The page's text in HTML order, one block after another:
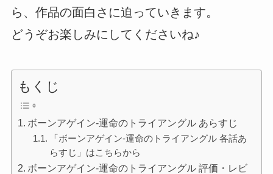
ら、作品の面白さに迫っていきます。
どうぞお楽しみにしてくださいね♪
もくじ
ボーンアゲイン-運命のトライアングル あらすじ
「ボーンアゲイン-運命のトライアングル 各話あ
らすじ」はこちらから
ボーンアゲイン-運命のトライアングル 評価・レビ